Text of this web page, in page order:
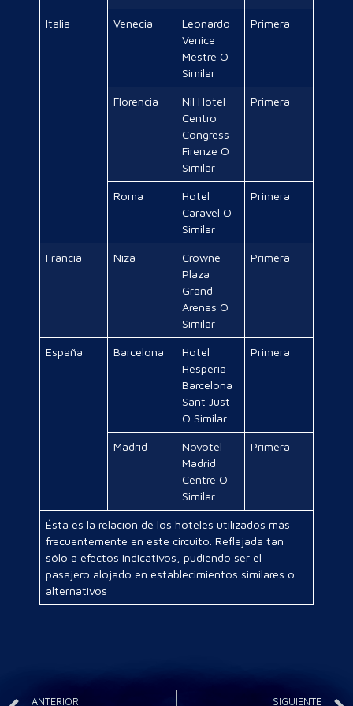
Italia Venecia
Leonardo
Venice
Mestre O
Similar
Primera
Florencia
Nil Hotel
Centro
Congress
Firenze O
Similar
Primera
Roma
Hotel
Caravel O
Similar
Primera
Francia Niza
Crowne
Plaza
Grand
Arenas O
Similar
Primera
España Barcelona
Hotel
Hesperia
Barcelona
Sant Just
O Similar
Primera
Madrid
Novotel
Madrid
Centre O
Similar
Primera
Ésta es la relación de los hoteles utilizados más
frecuentemente en este circuito. Reflejada tan
sólo a efectos indicativos, pudiendo ser el
pasajero alojado en establecimientos similares o
alternativos
ANTERIOR SIGUIENTE